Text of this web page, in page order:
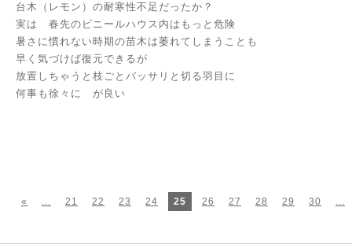
台木（レモン）の耐寒性不足だったか？
実は 春先のビニールハウス内はもっと危険
暑さに慣れない時期の苗木は萎れてしまうことも
早く気づけば復元できるが
放置しちゃうと枝ごとバッサリと切る羽目に
何事も徐々に が良い
« ... 21 22 23 24 25 26 27 28 29 30 ...